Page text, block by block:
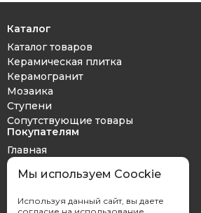
Каталог
Каталог товаров
Керамическая плитка
Керамогранит
Мозаика
Ступени
Сопутствующие товары
Покупателям
Главная
Дизайн проект
Оплата и доставка
Контакты
Мы используем Coockie
Используя данный сайт, вы даете